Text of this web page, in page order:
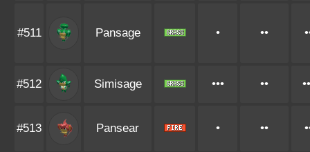
#511 Pansage • ••
#512 Simisage ••• ••
#513 Pansear • ••